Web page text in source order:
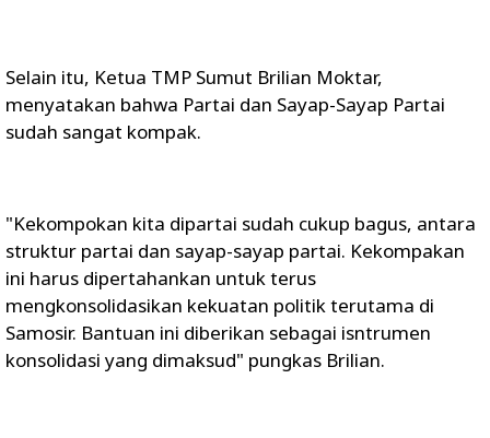
Selain itu, Ketua TMP Sumut Brilian Moktar,
menyatakan bahwa Partai dan Sayap-Sayap Partai
sudah sangat kompak.
"Kekompokan kita dipartai sudah cukup bagus, antara
struktur partai dan sayap-sayap partai. Kekompakan
ini harus dipertahankan untuk terus
mengkonsolidasikan kekuatan politik terutama di
Samosir. Bantuan ini diberikan sebagai isntrumen
konsolidasi yang dimaksud" pungkas Brilian.